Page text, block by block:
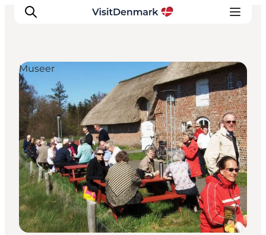
Inspirasjon
Reisemål
Aktiviteter
Overnatting
Planlegg reisen
Museer